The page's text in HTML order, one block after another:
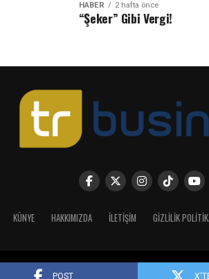
HABER 2 hafta önce
“Şeker” Gibi Vergi!
KÜNYE HAKKIMIZDA İLETIŞIM GIZLILIK
Copyright 2025 | Tüm Hakları